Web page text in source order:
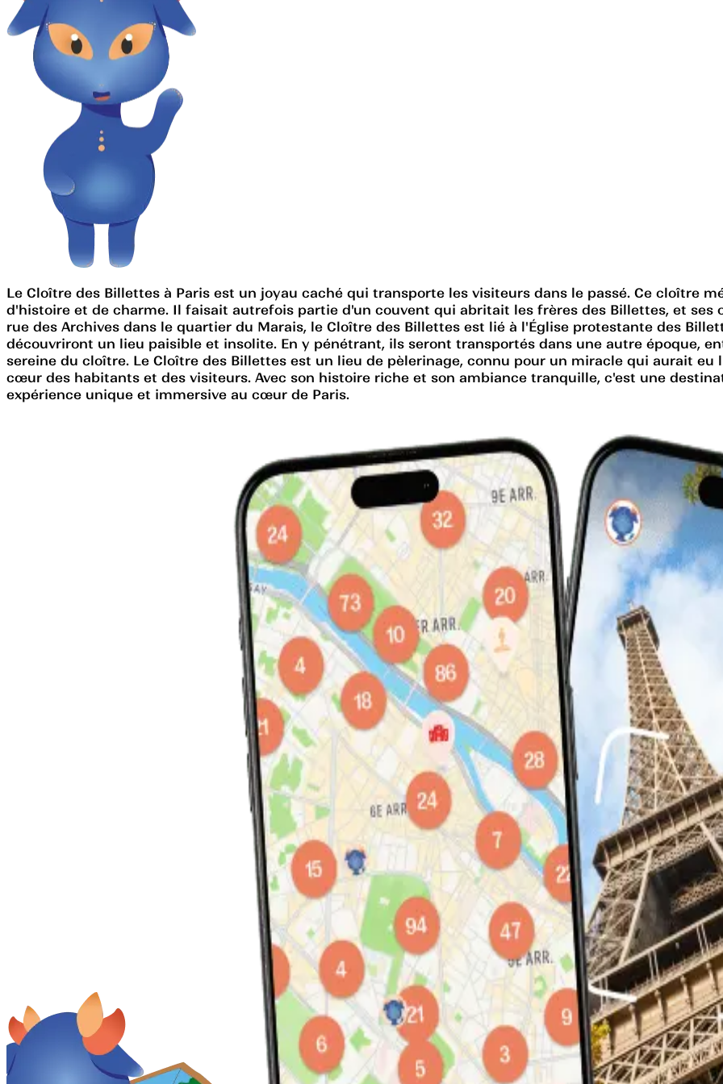
Le Cloître des Billettes à Paris est un joyau caché qui transporte les visiteurs dans le passé. Ce cloître
d'histoire et de charme. Il faisait autrefois partie d'un couvent qui abritait les frères des Billettes, et ses
rue des Archives dans le quartier du Marais, le Cloître des Billettes est lié à l'Église protestante des
découvriront un lieu paisible et insolite. En y pénétrant, ils seront transportés dans une autre époque,
sereine du cloître. Le Cloître des Billettes est un lieu de pèlerinage, connu pour un miracle qui aurait eu
cœur des habitants et des visiteurs. Avec son histoire riche et son ambiance tranquille, c'est une
expérience unique et immersive au cœur de Paris.